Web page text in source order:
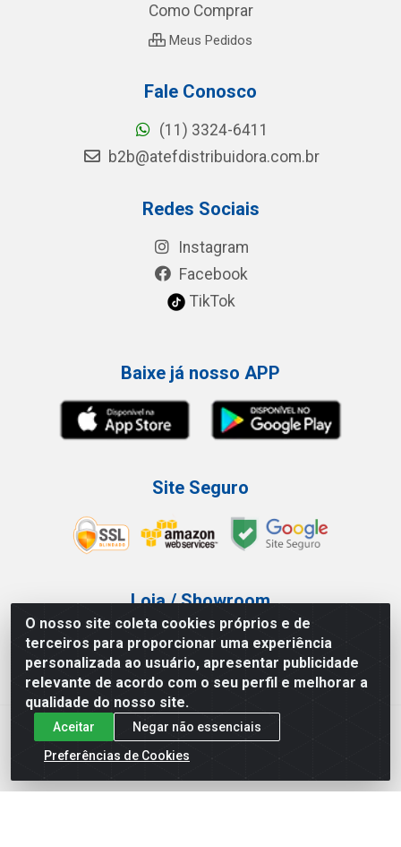
O nosso site coleta cookies próprios e de
terceiros para proporcionar uma experiência
personalizada ao usuário, apresentar publicidade
relevante de acordo com o seu perfil e melhorar a
qualidade do nosso site.
Aceitar
Negar não essenciais
Preferências de Cookies
Como Comprar
Meus Pedidos
Fale Conosco
(11) 3324-6411
b2b@atefdistribuidora.com.br
Redes Sociais
Instagram
Facebook
TikTok
Baixe já nosso APP
Site Seguro
Loja / Showroom
Tel.: (11) 3227-0546
Av Vautier, 587/597 - Pari - São Paulo/SP
Atef Distribuidora LTDA - Av. Vautier, 585/597 - Pari - São
Paulo/SP - CEP 03.032-000 - CNPJ 27.717.135/0001-29